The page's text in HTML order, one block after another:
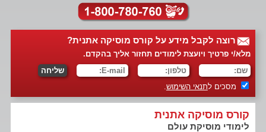
רוצה לקבל מידע על קורס מוסיקה אתנית?
מלא/י פרטיך ויועצת לימודים תחזור אליך בהקדם.
מסכים לתנאי השימוש.
קורס מוסיקה אתנית
לימודי מוסיקת עולם